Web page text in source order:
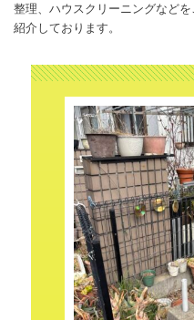
整理、ハウスクリーニングなど
紹介しております。